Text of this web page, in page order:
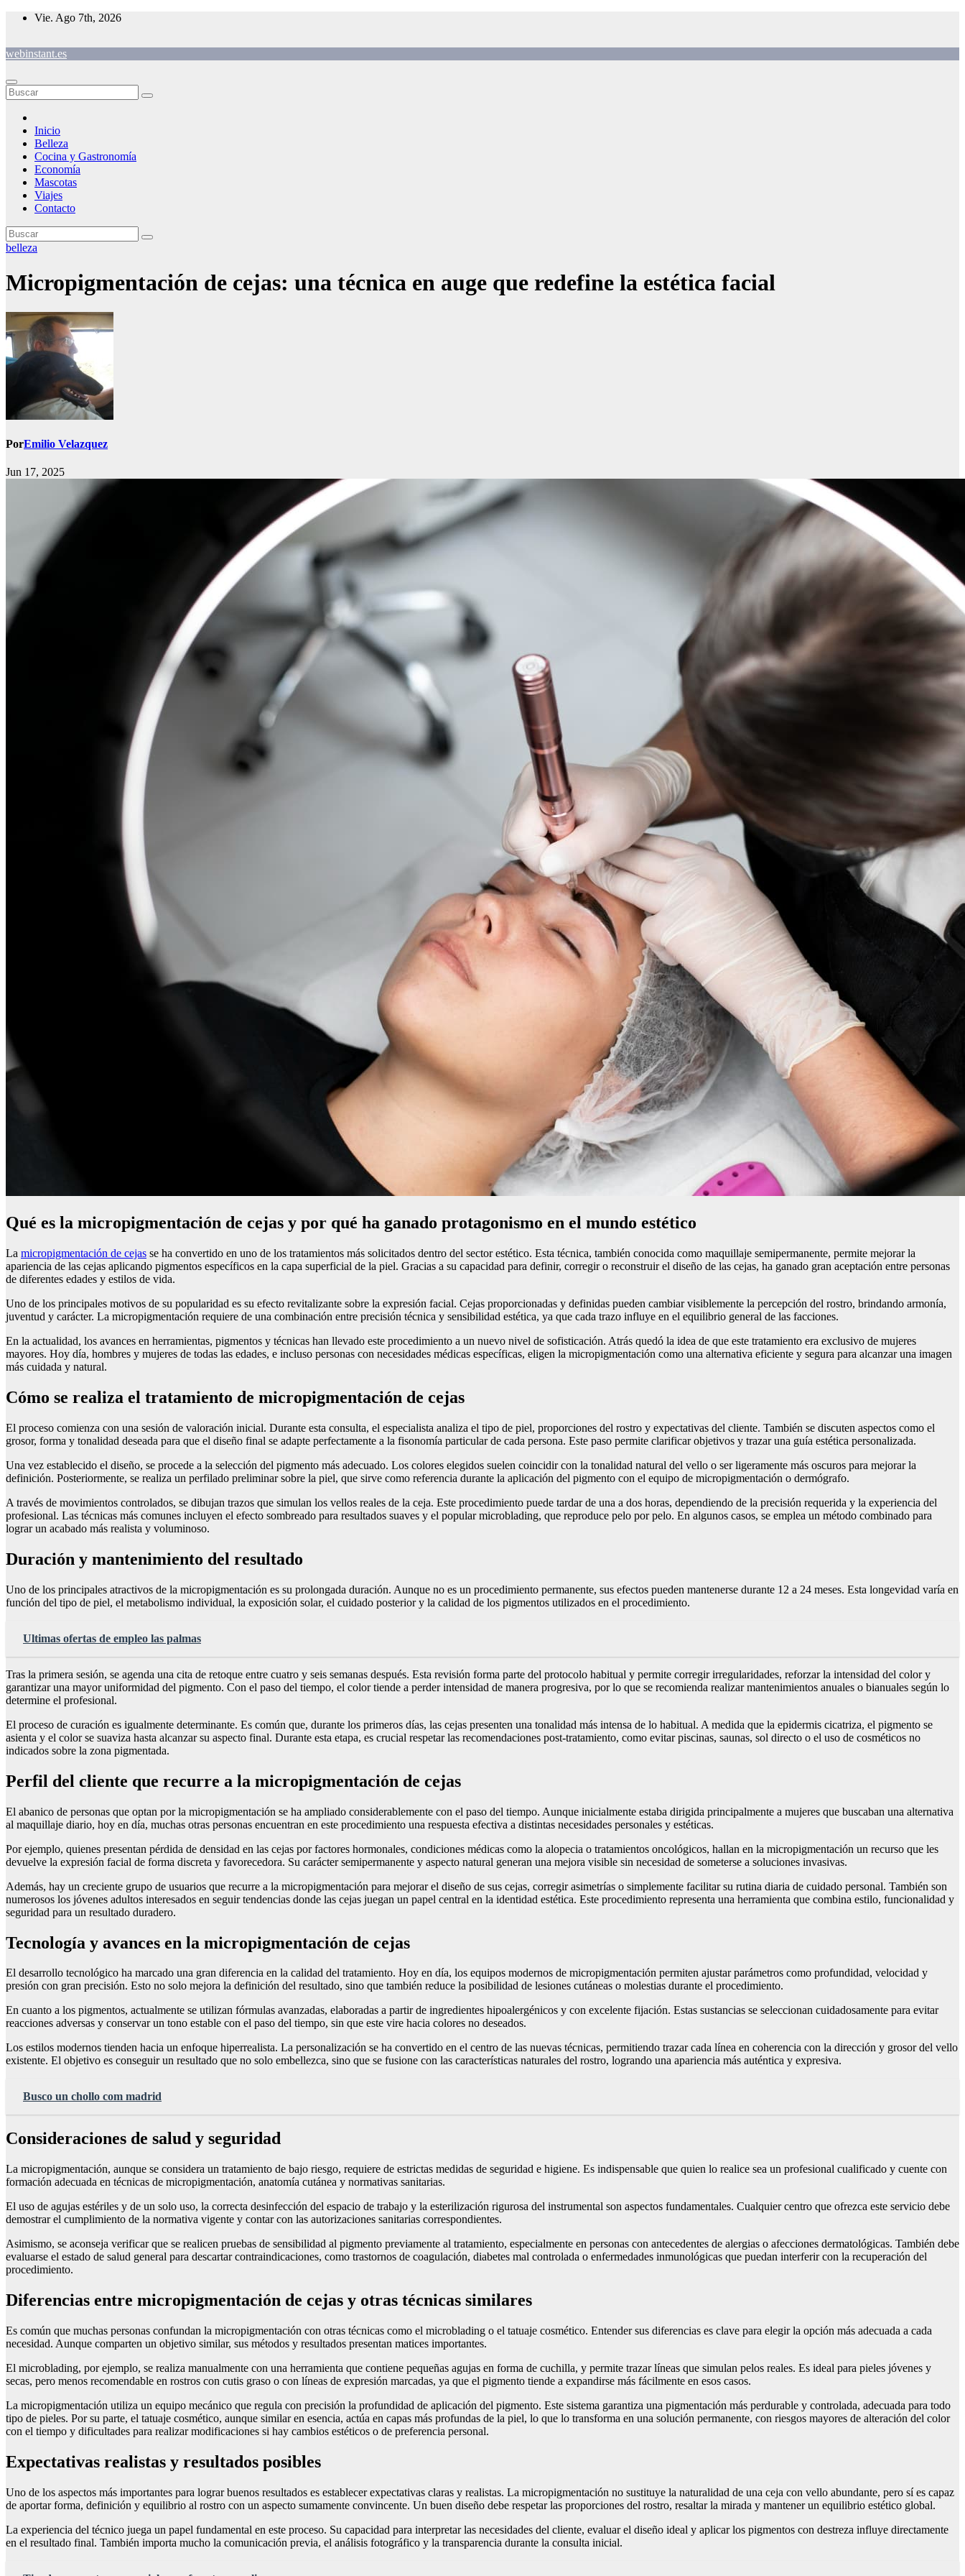
Saltar
Vie. Ago 7th, 2026
webinstant.es
Inicio
Belleza
Cocina y Gastronomía
Economía
Mascotas
Viajes
Contacto
belleza
Micropigmentación de cejas: una técnica en auge que redefine la estética facial
PorEmilio Velazquez
Jun 17, 2025
Qué es la micropigmentación de cejas y por qué ha ganado protagonismo en el mundo estético
La micropigmentación de cejas se ha convertido en uno de los tratamientos más solicitados dentro del sector estético. Esta técnica, también conocida como maquillaje semipermanente, permite mejorar la
apariencia de las cejas aplicando pigmentos específicos en la capa superficial de la piel. Gracias a su capacidad para definir, corregir o reconstruir el diseño de las cejas, ha ganado gran aceptación entre personas
de diferentes edades y estilos de vida.
Uno de los principales motivos de su popularidad es su efecto revitalizante sobre la expresión facial. Cejas proporcionadas y definidas pueden cambiar visiblemente la percepción del rostro, brindando armonía,
juventud y carácter. La micropigmentación requiere de una combinación entre precisión técnica y sensibilidad estética, ya que cada trazo influye en el equilibrio general de las facciones.
En la actualidad, los avances en herramientas, pigmentos y técnicas han llevado este procedimiento a un nuevo nivel de sofisticación. Atrás quedó la idea de que este tratamiento era exclusivo de mujeres
mayores. Hoy día, hombres y mujeres de todas las edades, e incluso personas con necesidades médicas específicas, eligen la micropigmentación como una alternativa eficiente y segura para alcanzar una imagen
más cuidada y natural.
Cómo se realiza el tratamiento de micropigmentación de cejas
El proceso comienza con una sesión de valoración inicial. Durante esta consulta, el especialista analiza el tipo de piel, proporciones del rostro y expectativas del cliente. También se discuten aspectos como el
grosor, forma y tonalidad deseada para que el diseño final se adapte perfectamente a la fisonomía particular de cada persona. Este paso permite clarificar objetivos y trazar una guía estética personalizada.
Una vez establecido el diseño, se procede a la selección del pigmento más adecuado. Los colores elegidos suelen coincidir con la tonalidad natural del vello o ser ligeramente más oscuros para mejorar la
definición. Posteriormente, se realiza un perfilado preliminar sobre la piel, que sirve como referencia durante la aplicación del pigmento con el equipo de micropigmentación o dermógrafo.
A través de movimientos controlados, se dibujan trazos que simulan los vellos reales de la ceja. Este procedimiento puede tardar de una a dos horas, dependiendo de la precisión requerida y la experiencia del
profesional. Las técnicas más comunes incluyen el efecto sombreado para resultados suaves y el popular microblading, que reproduce pelo por pelo. En algunos casos, se emplea un método combinado para
lograr un acabado más realista y voluminoso.
Duración y mantenimiento del resultado
Uno de los principales atractivos de la micropigmentación es su prolongada duración. Aunque no es un procedimiento permanente, sus efectos pueden mantenerse durante 12 a 24 meses. Esta longevidad varía en
función del tipo de piel, el metabolismo individual, la exposición solar, el cuidado posterior y la calidad de los pigmentos utilizados en el procedimiento.
Ultimas ofertas de empleo las palmas
Tras la primera sesión, se agenda una cita de retoque entre cuatro y seis semanas después. Esta revisión forma parte del protocolo habitual y permite corregir irregularidades, reforzar la intensidad del color y
garantizar una mayor uniformidad del pigmento. Con el paso del tiempo, el color tiende a perder intensidad de manera progresiva, por lo que se recomienda realizar mantenimientos anuales o bianuales según lo
determine el profesional.
El proceso de curación es igualmente determinante. Es común que, durante los primeros días, las cejas presenten una tonalidad más intensa de lo habitual. A medida que la epidermis cicatriza, el pigmento se
asienta y el color se suaviza hasta alcanzar su aspecto final. Durante esta etapa, es crucial respetar las recomendaciones post-tratamiento, como evitar piscinas, saunas, sol directo o el uso de cosméticos no
indicados sobre la zona pigmentada.
Perfil del cliente que recurre a la micropigmentación de cejas
El abanico de personas que optan por la micropigmentación se ha ampliado considerablemente con el paso del tiempo. Aunque inicialmente estaba dirigida principalmente a mujeres que buscaban una alternativa
al maquillaje diario, hoy en día, muchas otras personas encuentran en este procedimiento una respuesta efectiva a distintas necesidades personales y estéticas.
Por ejemplo, quienes presentan pérdida de densidad en las cejas por factores hormonales, condiciones médicas como la alopecia o tratamientos oncológicos, hallan en la micropigmentación un recurso que les
devuelve la expresión facial de forma discreta y favorecedora. Su carácter semipermanente y aspecto natural generan una mejora visible sin necesidad de someterse a soluciones invasivas.
Además, hay un creciente grupo de usuarios que recurre a la micropigmentación para mejorar el diseño de sus cejas, corregir asimetrías o simplemente facilitar su rutina diaria de cuidado personal. También son
numerosos los jóvenes adultos interesados en seguir tendencias donde las cejas juegan un papel central en la identidad estética. Este procedimiento representa una herramienta que combina estilo, funcionalidad y
seguridad para un resultado duradero.
Tecnología y avances en la micropigmentación de cejas
El desarrollo tecnológico ha marcado una gran diferencia en la calidad del tratamiento. Hoy en día, los equipos modernos de micropigmentación permiten ajustar parámetros como profundidad, velocidad y
presión con gran precisión. Esto no solo mejora la definición del resultado, sino que también reduce la posibilidad de lesiones cutáneas o molestias durante el procedimiento.
En cuanto a los pigmentos, actualmente se utilizan fórmulas avanzadas, elaboradas a partir de ingredientes hipoalergénicos y con excelente fijación. Estas sustancias se seleccionan cuidadosamente para evitar
reacciones adversas y conservar un tono estable con el paso del tiempo, sin que este vire hacia colores no deseados.
Los estilos modernos tienden hacia un enfoque hiperrealista. La personalización se ha convertido en el centro de las nuevas técnicas, permitiendo trazar cada línea en coherencia con la dirección y grosor del vello
existente. El objetivo es conseguir un resultado que no solo embellezca, sino que se fusione con las características naturales del rostro, logrando una apariencia más auténtica y expresiva.
Busco un chollo com madrid
Consideraciones de salud y seguridad
La micropigmentación, aunque se considera un tratamiento de bajo riesgo, requiere de estrictas medidas de seguridad e higiene. Es indispensable que quien lo realice sea un profesional cualificado y cuente con
formación adecuada en técnicas de micropigmentación, anatomía cutánea y normativas sanitarias.
El uso de agujas estériles y de un solo uso, la correcta desinfección del espacio de trabajo y la esterilización rigurosa del instrumental son aspectos fundamentales. Cualquier centro que ofrezca este servicio debe
demostrar el cumplimiento de la normativa vigente y contar con las autorizaciones sanitarias correspondientes.
Asimismo, se aconseja verificar que se realicen pruebas de sensibilidad al pigmento previamente al tratamiento, especialmente en personas con antecedentes de alergias o afecciones dermatológicas. También debe
evaluarse el estado de salud general para descartar contraindicaciones, como trastornos de coagulación, diabetes mal controlada o enfermedades inmunológicas que puedan interferir con la recuperación del
procedimiento.
Diferencias entre micropigmentación de cejas y otras técnicas similares
Es común que muchas personas confundan la micropigmentación con otras técnicas como el microblading o el tatuaje cosmético. Entender sus diferencias es clave para elegir la opción más adecuada a cada
necesidad. Aunque comparten un objetivo similar, sus métodos y resultados presentan matices importantes.
El microblading, por ejemplo, se realiza manualmente con una herramienta que contiene pequeñas agujas en forma de cuchilla, y permite trazar líneas que simulan pelos reales. Es ideal para pieles jóvenes y
secas, pero menos recomendable en rostros con cutis graso o con líneas de expresión marcadas, ya que el pigmento tiende a expandirse más fácilmente en esos casos.
La micropigmentación utiliza un equipo mecánico que regula con precisión la profundidad de aplicación del pigmento. Este sistema garantiza una pigmentación más perdurable y controlada, adecuada para todo
tipo de pieles. Por su parte, el tatuaje cosmético, aunque similar en esencia, actúa en capas más profundas de la piel, lo que lo transforma en una solución permanente, con riesgos mayores de alteración del color
con el tiempo y dificultades para realizar modificaciones si hay cambios estéticos o de preferencia personal.
Expectativas realistas y resultados posibles
Uno de los aspectos más importantes para lograr buenos resultados es establecer expectativas claras y realistas. La micropigmentación no sustituye la naturalidad de una ceja con vello abundante, pero sí es capaz
de aportar forma, definición y equilibrio al rostro con un aspecto sumamente convincente. Un buen diseño debe respetar las proporciones del rostro, resaltar la mirada y mantener un equilibrio estético global.
La experiencia del técnico juega un papel fundamental en este proceso. Su capacidad para interpretar las necesidades del cliente, evaluar el diseño ideal y aplicar los pigmentos con destreza influye directamente
en el resultado final. También importa mucho la comunicación previa, el análisis fotográfico y la transparencia durante la consulta inicial.